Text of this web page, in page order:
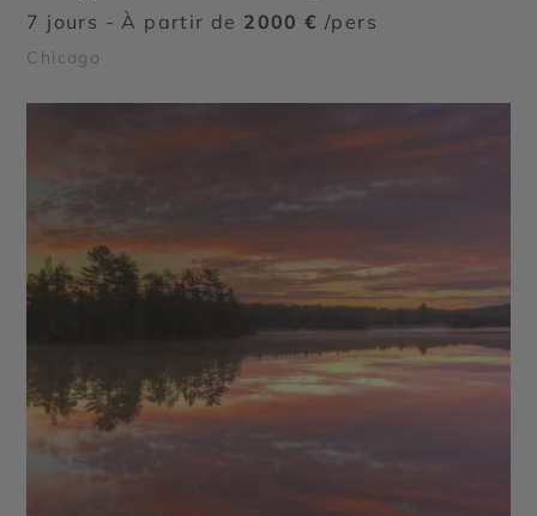
7 jours - À partir de 2000 € /pers
Chicago